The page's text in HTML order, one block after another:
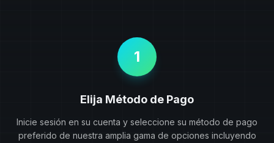
1
Elija Método de Pago
Inicie sesión en su cuenta y seleccione su método de pago
preferido de nuestra amplia gama de opciones incluyendo